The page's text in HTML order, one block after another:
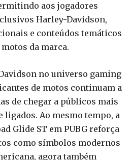
aos jogadores
Harley-Davidson,
e conteúdos temáticos
da marca.
no universo gaming
de motos continuam a
de chegar a públicos mais
Ao mesmo tempo, a
Glide ST em PUBG reforça
como símbolos modernos
agora também